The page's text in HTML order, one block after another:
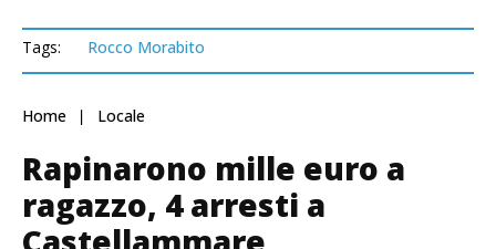
Tags: Rocco Morabito
Home Locale
Rapinarono mille euro a
ragazzo, 4 arresti a